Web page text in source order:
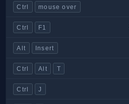
Ctrl mouse over
Ctrl F1
Alt Insert
Ctrl Alt T
Ctrl J